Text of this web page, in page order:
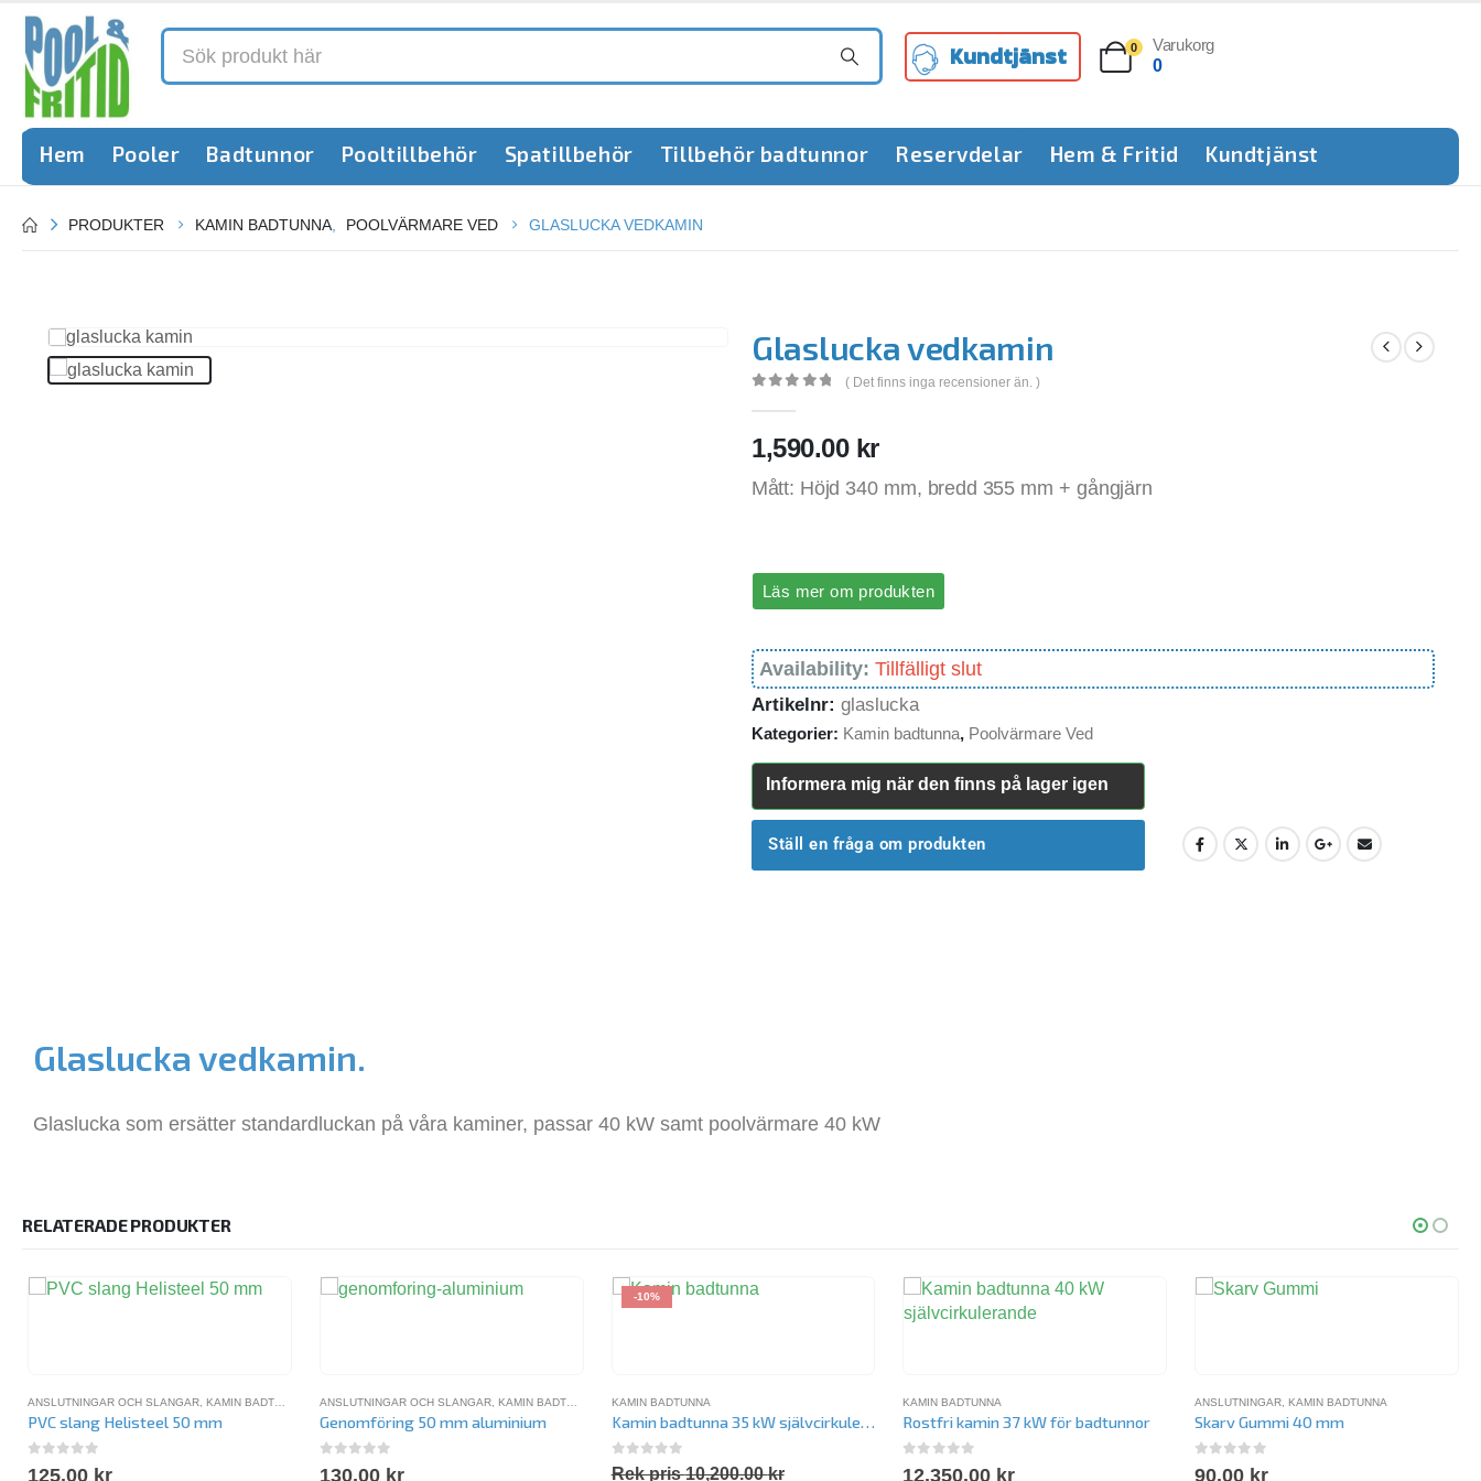
Kundtjänst 0
Varukorg
0
Hem Pooler Badtunnor Pooltillbehör Spatillbehör Tillbehör badtunnor Reservdelar Hem & Fritid Kundtjänst
PRODUKTER KAMIN BADTUNNA POOLVÄRMARE VED GLASLUCKA VEDKAMIN
Glaslucka vedkamin
( Det finns inga recensioner än. )
1,590.00 kr
Mått: Höjd 340 mm, bredd 355 mm + gångjärn
Läs mer om produkten
Availability: Tillfälligt slut
Artikelnr: glaslucka
Kategorier: Kamin badtunna, Poolvärmare Ved
Informera mig när den finns på lager igen
Ställ en fråga om produkten
Glaslucka vedkamin.
Glaslucka som ersätter standardluckan på våra kaminer, passar 40 kW samt poolvärmare 40 kW
RELATERADE PRODUKTER
ANSLUTNINGAR OCH SLANGAR, KAMIN BADTUNNA POOLSLANG
PVC slang Helisteel 50 mm
out of 5
125.00 kr
ANSLUTNINGAR OCH SLANGAR, KAMIN BADTUNNA
Genomföring 50 mm aluminium
out of 5
130.00 kr
-10%
KAMIN BADTUNNA
Kamin badtunna 35 kW självcirkulerande
0out of 5
Rek pris10,200.00kr
KAMIN BADTUNNA
Rostfri kamin 37 kW för badtunnor
12,350.00 kr
ANSLUTNINGAR, KAMIN BADTUNNA
Skarv Gummi 40 mm
out of 5
90.00 kr